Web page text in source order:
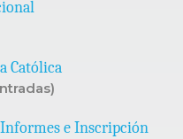
Católica
Informes e Inscripción